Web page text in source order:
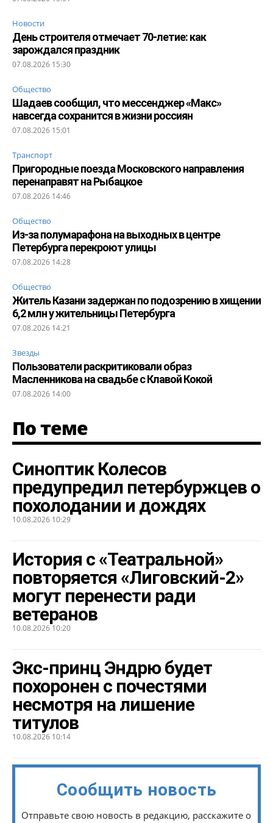
Новости
День строителя отмечает 70-летие: как
зарождался праздник
07.08.2026 15:30
Общество
Шадаев сообщил, что мессенджер «Макс»
навсегда сохранится в жизни россиян
07.08.2026 15:01
Транспорт
Пригородные поезда Московского направления
перенаправят на Рыбацкое
07.08.2026 14:46
Общество
Из-за полумарафона на выходных в центре
Петербурга перекроют улицы
07.08.2026 14:28
Общество
Житель Казани задержан по подозрению в хищении
6,2 млн у жительницы Петербурга
07.08.2026 14:21
Звезды
Пользователи раскритиковали образ
Масленникова на свадьбе с Клавой Кокой
07.08.2026 14:00
По теме
Синоптик Колесов
предупредил петербуржцев о
похолодании и дождях
10.08.2026 10:29
История с «Театральной»
повторяется «Лиговский-2»
могут перенести ради
ветеранов
10.08.2026 10:20
Экс-принц Эндрю будет
похоронен с почестями
несмотря на лишение
титулов
10.08.2026 10:14
Сообщить новость
Отправьте свою новость в редакцию, расскажите о